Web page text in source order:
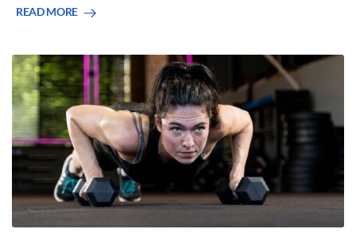
READ MORE